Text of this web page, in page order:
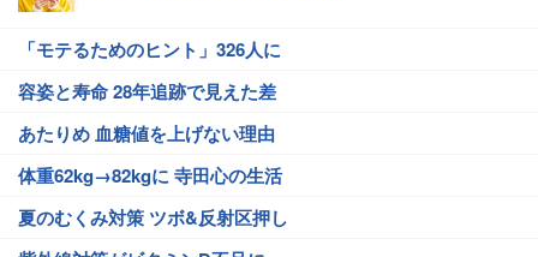
「モテるためのヒント」326人に
容姿と寿命 28年追跡で見えた差
あたりめ 血糖値を上げない理由
体重62kg→82kgに 寺田心の生活
夏のむくみ対策 ツボ&反射区押し